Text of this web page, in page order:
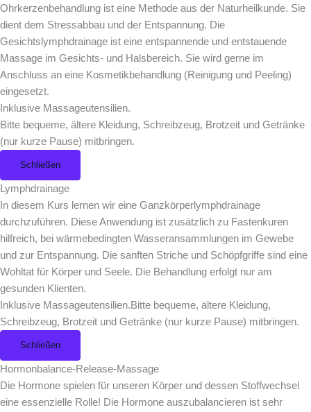
Ohrkerzenbehandlung ist eine Methode aus der Naturheilkunde. Sie
dient dem Stressabbau und der Entspannung. Die
Gesichtslymphdrainage ist eine entspannende und entstauende
Massage im Gesichts- und Halsbereich. Sie wird gerne im
Anschluss an eine Kosmetikbehandlung (Reinigung und Peeling)
eingesetzt.
Inklusive Massageutensilien.
Bitte bequeme, ältere Kleidung, Schreibzeug, Brotzeit und Getränke
(nur kurze Pause) mitbringen.
Schließen
Lymphdrainage
In diesem Kurs lernen wir eine Ganzkörperlymphdrainage
durchzuführen. Diese Anwendung ist zusätzlich zu Fastenkuren
hilfreich, bei wärmebedingten Wasseransammlungen im Gewebe
und zur Entspannung. Die sanften Striche und Schöpfgriffe sind eine
Wohltat für Körper und Seele. Die Behandlung erfolgt nur am
gesunden Klienten.
Inklusive Massageutensilien.Bitte bequeme, ältere Kleidung,
Schreibzeug, Brotzeit und Getränke (nur kurze Pause) mitbringen.
Schließen
Hormonbalance-Release-Massage
Die Hormone spielen für unseren Körper und dessen Stoffwechsel
eine essenzielle Rolle! Die Hormone auszubalancieren ist sehr